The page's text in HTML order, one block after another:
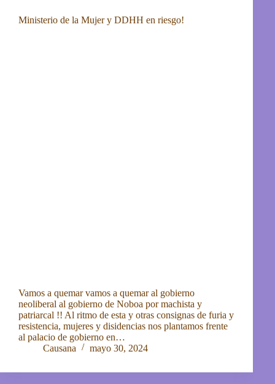
Ministerio de la Mujer y DDHH en riesgo!
Vamos a quemar vamos a quemar al gobierno
neoliberal al gobierno de Noboa por machista y
patriarcal !! Al ritmo de esta y otras consignas de furia y
resistencia, mujeres y disidencias nos plantamos frente
al palacio de gobierno en…
Causana
mayo 30, 2024